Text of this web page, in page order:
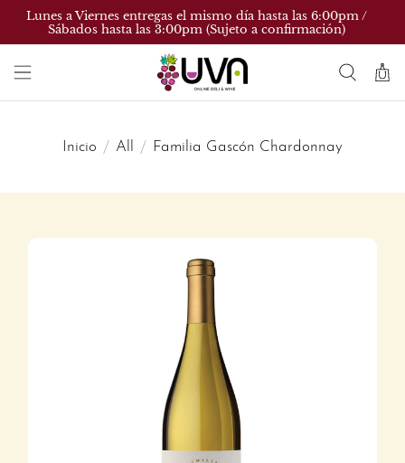
Lunes a Viernes entregas el mismo día hasta las 6:00pm /
Sábados hasta las 3:00pm (Sujeto a confirmación)
Inicio All Familia Gascón Chardonnay